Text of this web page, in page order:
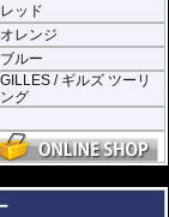
レッド
オレンジ
ブルー
GILLES / ギルズ ツーリ
ング